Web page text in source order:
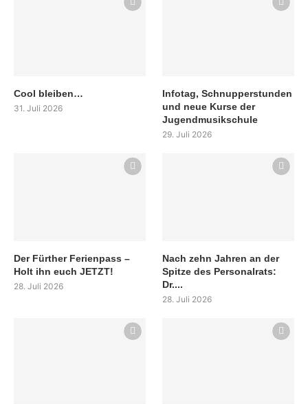
Cool bleiben…
31. Juli 2026
Infotag, Schnupperstunden
und neue Kurse der
Jugendmusikschule
29. Juli 2026
Der Fürther Ferienpass –
Holt ihn euch JETZT!
28. Juli 2026
Nach zehn Jahren an der
Spitze des Personalrats:
Dr....
28. Juli 2026